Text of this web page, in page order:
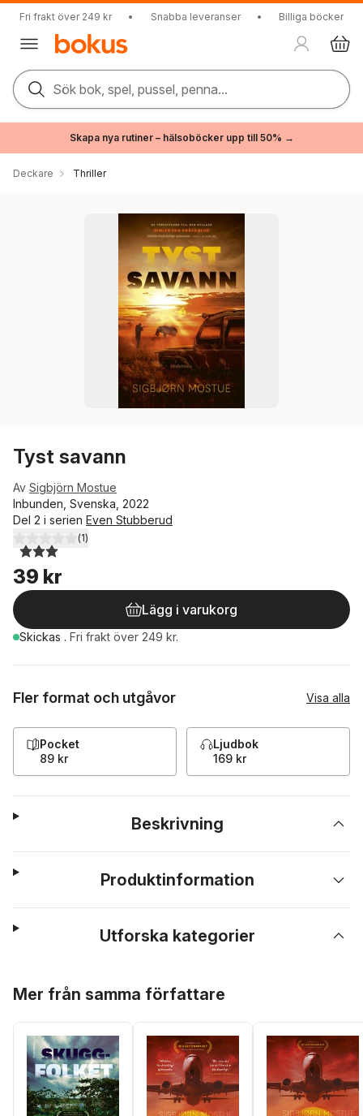
Fri frakt över 249 kr • Snabba leveranser • Billiga böcker
Sök bok, spel, pussel, penna...
Skapa nya rutiner – hälsoböcker upp till 50% →
Deckare Thriller
Tyst savann
Av Sigbjörn Mostue
Inbunden, Svenska, 2022
Del 2 i serien Even Stubberud
3,0utav 5 stjärnor. Totalt antal röster:
(1)
39 kr
Lägg i varukorg
Skickas . Fri frakt över 249 kr.
Fler format och utgåvor Visa alla
Pocket
89 kr
Ljudbok
169 kr
Beskrivning
Produktinformation
Utforska kategorier
Mer från samma författare